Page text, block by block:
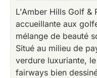
L'Amber Hills Golf &
accueillante aux
mélange de beauté
Situé au milieu de
verdure luxuriante,
fairways bien